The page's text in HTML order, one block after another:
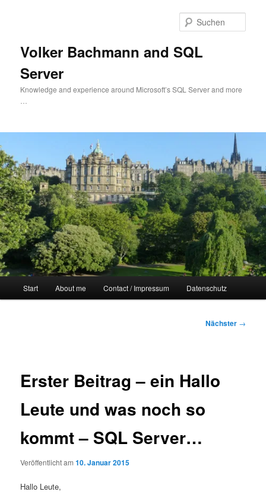
Volker Bachmann and SQL
Server
Knowledge and experience around Microsoft’s SQL Server and more
Start About me Contact / Impressum Datenschutz
Nächster →
Erster Beitrag – ein Hallo
Leute und was noch so
kommt – SQL Server…
Veröffentlicht am10. Januar 2015
Hallo Leute,